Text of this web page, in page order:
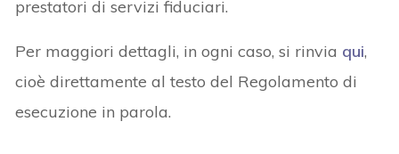
prestatori di servizi fiduciari.
Per maggiori dettagli, in ogni caso, si rinvia qui,
cioè direttamente al testo del Regolamento di
esecuzione in parola.